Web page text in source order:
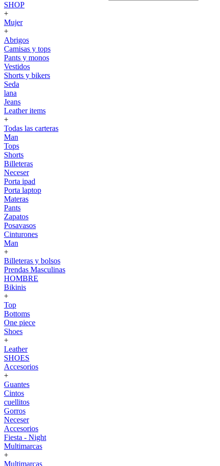
SHOP
+
Mujer
+
Abrigos
Camisas y tops
Pants y monos
Vestidos
Shorts y bikers
Seda
lana
Jeans
Leather items
+
Todas las carteras
Man
Tops
Shorts
Billeteras
Neceser
Porta ipad
Porta laptop
Materas
Pants
Zapatos
Posavasos
Cinturones
Man
+
Billeteras y bolsos
Prendas Masculinas
HOMBRE
Bikinis
+
Top
Bottoms
One piece
Shoes
+
Leather
SHOES
Accesorios
+
Guantes
Cintos
cuellitos
Gorros
Neceser
Accesorios
Fiesta - Night
Multimarcas
+
Multimarcas